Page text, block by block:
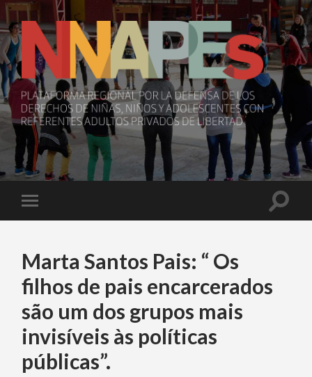
NNAPEs
Toggle
mobile
Toggle
Marta Santos Pais: “ Os
filhos de pais encarcerados
são um dos grupos mais
invisíveis às políticas
públicas”.